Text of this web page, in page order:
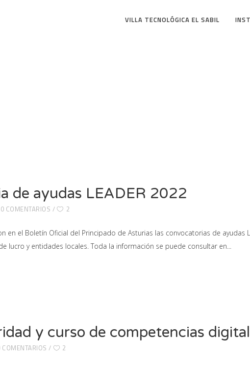
VILLA TECNOLÓGICA EL SABIL
de ayudas LEADER 2022
0 COMENTARIOS 2
el Boletín Oficial del Principado de Asturias las convocatorias de ayudas
lucro y entidades locales. Toda la información se puede consultar en
y curso de competencias
COMENTARIOS 2